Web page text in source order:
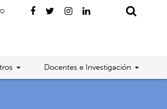
Docentes e Investigación